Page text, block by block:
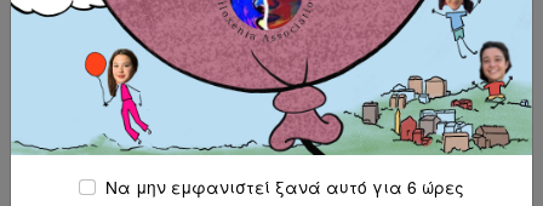
Να μην εμφανιστεί ξανά αυτό για 6 ώρες